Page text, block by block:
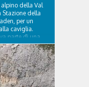
della Val
Stazione della
per un
caviglia.
parte di una